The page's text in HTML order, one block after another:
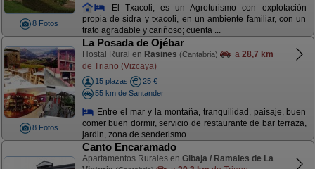
8 Fotos
El Txacoli, es un Agroturismo con explotación
propia de sidra y txacoli, en un ambiente familiar, con un
trato agradable y cariñoso; cuenta ...
8 Fotos
La Posada de Ojébar
Hostal Rural en Rasines (Cantabria) a 28,7 km
de Triano (Vizcaya)
15 plazas
25 €
55 km de Santander
Entre el mar y la montaña, tranquilidad, paisaje, buen
comer buen dormir, servicio de restaurante de bar terraza,
jardin, zona de senderismo ...
Canto Encaramado
Apartamentos Rurales en Gibaja / Ramales de La